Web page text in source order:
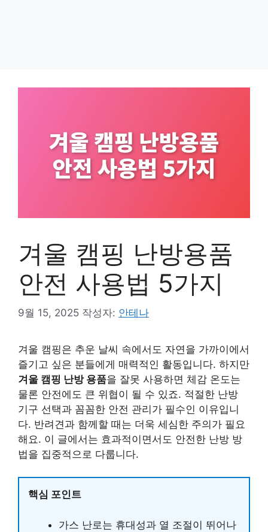
겨울 캠핑 난방용품
안전 사용법 5가지
9월 15, 2025 작성자: 안테나
겨울 캠핑은 추운 날씨 속에서도 자연을 가까이에서
즐기고 싶은 분들에게 매력적인 활동입니다. 하지만
겨울 캠핑 난방 용품을 잘못 사용하면 체감 온도는
물론 안전에도 큰 위협이 될 수 있죠. 적절한 난방
기구 선택과 꼼꼼한 안전 관리가 필수인 이유입니
다. 반려견과 함께할 때는 더욱 세심한 주의가 필요
해요. 이 글에서는 효과적이면서도 안전한 난방 방
법을 집중적으로 다룹니다.
핵심 포인트
가스 난로는 휴대성과 열 조절이 뛰어나